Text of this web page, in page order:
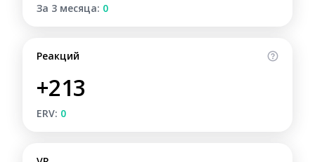
За 3 месяца: 0
Реакций
+213
ERV: 0